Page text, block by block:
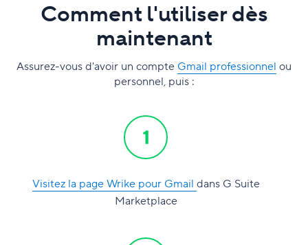
Comment l'utiliser dès
maintenant
Assurez-vous d'avoir un compte Gmail professionnel ou
personnel, puis :
Visitez la page Wrike pour Gmail dans G Suite
Marketplace